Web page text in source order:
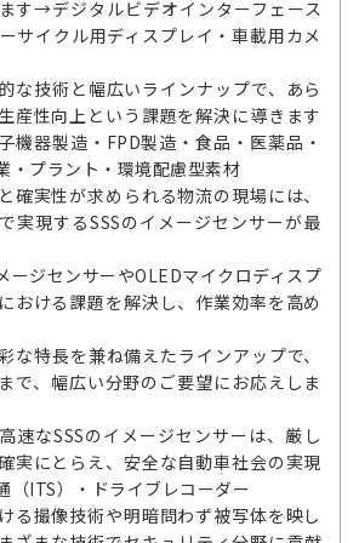
す→デジタルビデオインターフェース
サイクル用ディスプレイ・車載用カメ
な技術と幅広いラインナップで、あら
産性向上という課題を解決に導きます
機器製造・FPD製造・食品・医薬品・
・プラント・環境配慮型素材
実性が求められる物流の現場には、
実現するSSSのイメージセンサーが最
ジセンサーやOLEDマイクロディスプ
おける課題を解決し、作業効率を高め
特長を兼ね備えたラインアップで、
で、幅広い分野のご要望にお応えしま
速なSSSのイメージセンサーは、厳し
実にとらえ、安全な自動車社会の実現
ITS）・ドライブレコーダー
る撮像技術や明暗問わず被写体を映し